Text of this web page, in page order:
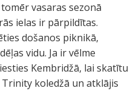
vasaras sezonā
ielas ir pārpildītas.
došanos piknikā,
vidu. Ja ir vēlme
Kembridžā, lai skatītu
koledžā un atklājis